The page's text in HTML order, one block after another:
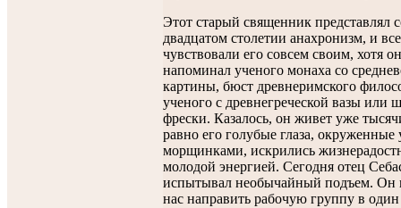
Этот старый священник представлял
двадцатом столетии анахронизм, и
чувствовали его совсем своим, хотя
напоминал ученого монаха со
картины, бюст древнеримского
ученого с древнегреческой вазы или
фрески. Казалось, он живет уже
равно его голубые глаза,
морщинками, искрились
молодой энергией. Сегодня отец
испытывал необычайный подъем. Он
нас направить рабочую группу в